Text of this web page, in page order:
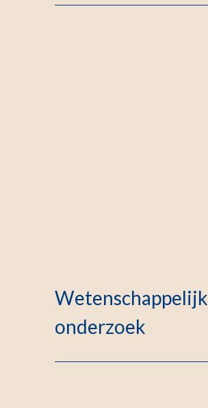
Wetenschappelijk
onderzoek